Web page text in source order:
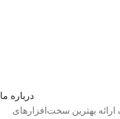
درباره ما
ارائه بهترین سخت‌افزارهای